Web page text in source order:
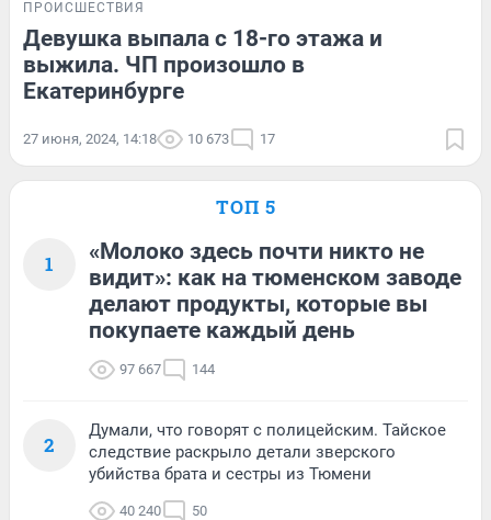
ПРОИСШЕСТВИЯ
Девушка выпала с 18-го этажа и
выжила. ЧП произошло в
Екатеринбурге
27 июня, 2024, 14:18 10 673 17
ТОП 5
1
«Молоко здесь почти никто не
видит»: как на тюменском заводе
делают продукты, которые вы
покупаете каждый день
97 667 144
2
Думали, что говорят с полицейским. Тайское
следствие раскрыло детали зверского
убийства брата и сестры из Тюмени
40 240 50